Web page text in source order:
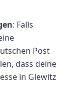
: Falls
Post
dass deine
in Glewitz